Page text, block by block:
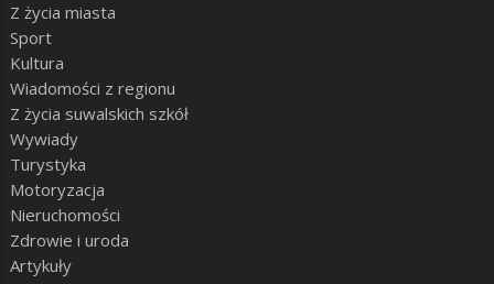
Z życia miasta
Sport
Kultura
Wiadomości z regionu
Z życia suwalskich szkół
Wywiady
Turystyka
Motoryzacja
Nieruchomości
Zdrowie i uroda
Artykuły